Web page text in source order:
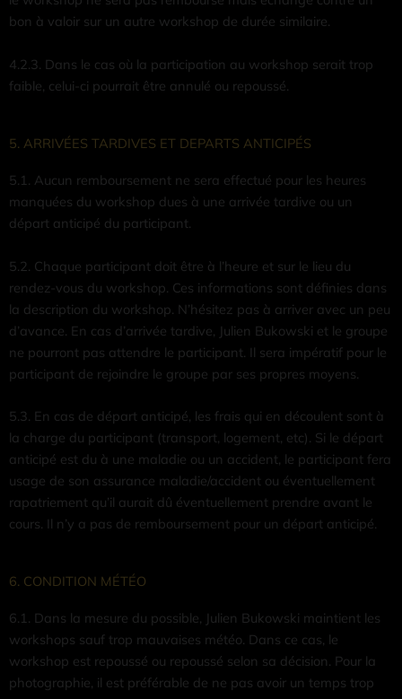
bon à valoir sur un autre workshop de durée similaire.
4.2.3. Dans le cas où la participation au workshop serait trop
faible, celui-ci pourrait être annulé ou repoussé.
5. ARRIVÉES TARDIVES ET DEPARTS ANTICIPÉS
5.1. Aucun remboursement ne sera effectué pour les heures
manquées du workshop dues à une arrivée tardive ou un
départ anticipé du participant.
5.2. Chaque participant doit être à l’heure et sur le lieu du
rendez-vous du workshop. Ces informations sont définies dans
la description du workshop. N’hésitez pas à arriver avec un peu
d’avance. En cas d’arrivée tardive, Julien Bukowski et le groupe
ne pourront pas attendre le participant. Il sera impératif pour le
participant de rejoindre le groupe par ses propres moyens.
5.3. En cas de départ anticipé, les frais qui en découlent sont à
la charge du participant (transport, logement, etc). Si le départ
anticipé est du à une maladie ou un accident, le participant fera
usage de son assurance maladie/accident ou éventuellement
rapatriement qu’il aurait dû éventuellement prendre avant le
cours. Il n’y a pas de remboursement pour un départ anticipé.
6. CONDITION MÉTÉO
6.1. Dans la mesure du possible, Julien Bukowski maintient les
workshops sauf trop mauvaises météo. Dans ce cas, le
workshop est repoussé ou repoussé selon sa décision. Pour la
photographie, il est préférable de ne pas avoir un temps trop